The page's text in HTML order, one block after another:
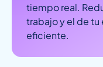
tiempo real.
trabajo y el de tu
eficiente.